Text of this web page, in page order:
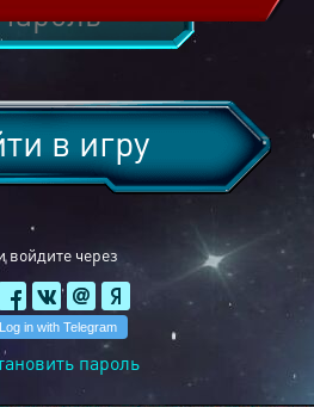
войдите через
в игру
пароль